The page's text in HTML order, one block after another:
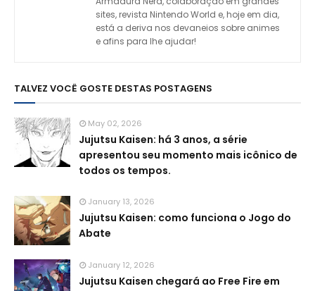
sites, revista Nintendo World e, hoje em dia,
está a deriva nos devaneios sobre animes
e afins para lhe ajudar!
TALVEZ VOCÊ GOSTE DESTAS POSTAGENS
May 02, 2026
Jujutsu Kaisen: há 3 anos, a série
apresentou seu momento mais icônico de
todos os tempos.
January 13, 2026
Jujutsu Kaisen: como funciona o Jogo do
Abate
January 12, 2026
Jujutsu Kaisen chegará ao Free Fire em